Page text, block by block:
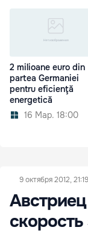
2 milioane euro din
partea Germaniei
pentru eficienţă
energetică
16 Мар. 18:00
9 октября 2012, 21:19